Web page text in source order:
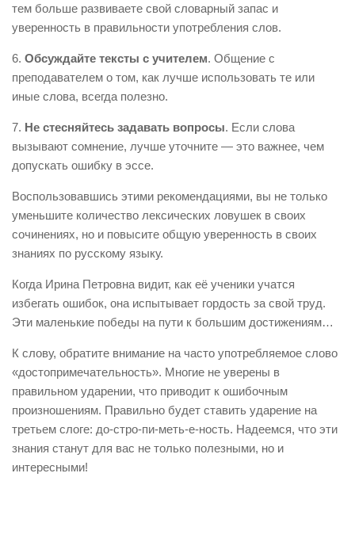
тем больше развиваете свой словарный запас и
уверенность в правильности употребления слов.
6. Обсуждайте тексты с учителем. Общение с
преподавателем о том, как лучше использовать те или
иные слова, всегда полезно.
7. Не стесняйтесь задавать вопросы. Если слова
вызывают сомнение, лучше уточните — это важнее, чем
допускать ошибку в эссе.
Воспользовавшись этими рекомендациями, вы не только
уменьшите количество лексических ловушек в своих
сочинениях, но и повысите общую уверенность в своих
знаниях по русскому языку.
Когда Ирина Петровна видит, как её ученики учатся
избегать ошибок, она испытывает гордость за свой труд.
Эти маленькие победы на пути к большим достижениям…
К слову, обратите внимание на часто употребляемое слово
«достопримечательность». Многие не уверены в
правильном ударении, что приводит к ошибочным
произношениям. Правильно будет ставить ударение на
третьем слоге: до-стро-пи-меть-е-ность. Надеемся, что эти
знания станут для вас не только полезными, но и
интересными!